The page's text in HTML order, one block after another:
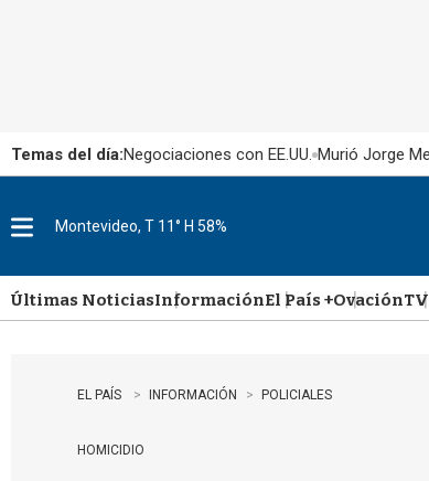
Temas del día:Negociaciones con EE.UU. Murió Jorge
u
Montevideo, T 11° H 58%
Últimas NoticiasInformaciónEl País +Ovación
EL PAÍS INFORMACIÓN POLICIALES
HOMICIDIO